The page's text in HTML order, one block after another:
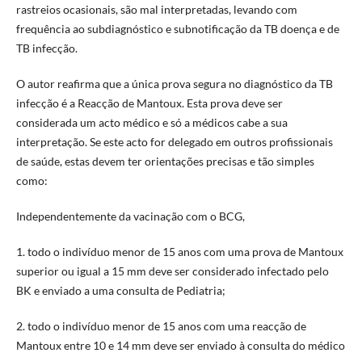
rastreios ocasionais, são mal interpretadas, levando com
frequência ao subdiagnóstico e subnotificação da TB doença e de
TB infecção.
O autor reafirma que a única prova segura no diagnóstico da TB
infecção é a Reacção de Mantoux. Esta prova deve ser
considerada um acto médico e só a médicos cabe a sua
interpretação. Se este acto for delegado em outros profissionais
de saúde, estas devem ter orientações precisas e tão simples
como:
Independentemente da vacinação com o BCG,
1. todo o indivíduo menor de 15 anos com uma prova de Mantoux
superior ou igual a 15 mm deve ser considerado infectado pelo
BK e enviado a uma consulta de Pediatria;
2. todo o indivíduo menor de 15 anos com uma reacção de
Mantoux entre 10 e 14 mm deve ser enviado à consulta do médico